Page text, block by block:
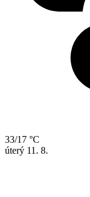
33/17 °C
úterý 11. 8.